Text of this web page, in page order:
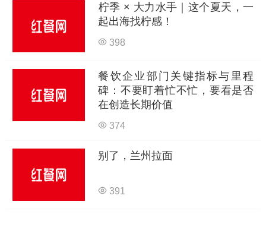
柠季 × 大力水手｜这个夏天，一
起出海找柠感！
398
餐饮企业部门关键指标与里程
碑：不要盯着忙不忙，要看是否
在创造长期价值
374
别了，兰州拉面
391